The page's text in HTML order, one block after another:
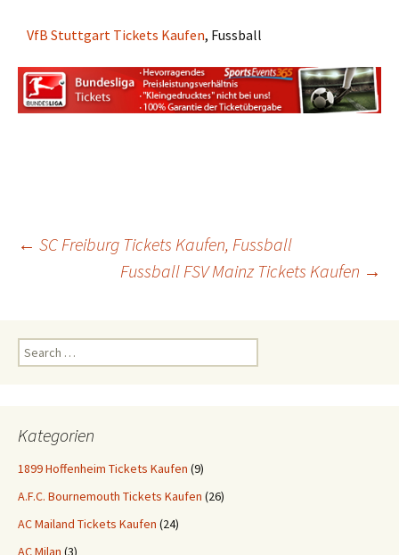
VfB Stuttgart Tickets Kaufen, Fussball
Post
← SC Freiburg Tickets Kaufen, Fussball
Fussball FSV Mainz Tickets Kaufen →
Search
for:
Kategorien
1899 Hoffenheim Tickets Kaufen (9)
A.F.C. Bournemouth Tickets Kaufen (26)
AC Mailand Tickets Kaufen (24)
AC Milan (3)